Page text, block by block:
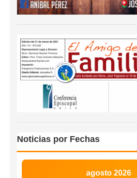
Noticias por Fechas
agosto 2026